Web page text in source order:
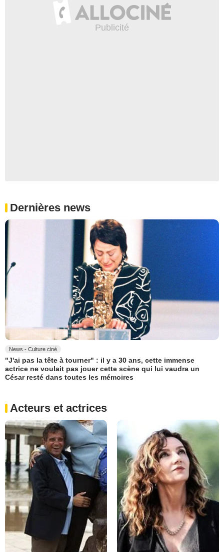
Dernières news
News - Culture ciné
"J'ai pas la tête à tourner" : il y a 30 ans, cette immense
actrice ne voulait pas jouer cette scène qui lui vaudra un
César resté dans toutes les mémoires
Acteurs et actrices